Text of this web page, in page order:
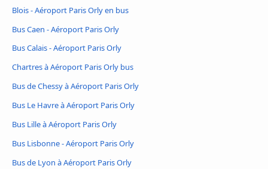
Blois - Aéroport Paris Orly en bus
Bus Caen - Aéroport Paris Orly
Bus Calais - Aéroport Paris Orly
Chartres à Aéroport Paris Orly bus
Bus de Chessy à Aéroport Paris Orly
Bus Le Havre à Aéroport Paris Orly
Bus Lille à Aéroport Paris Orly
Bus Lisbonne - Aéroport Paris Orly
Bus de Lyon à Aéroport Paris Orly